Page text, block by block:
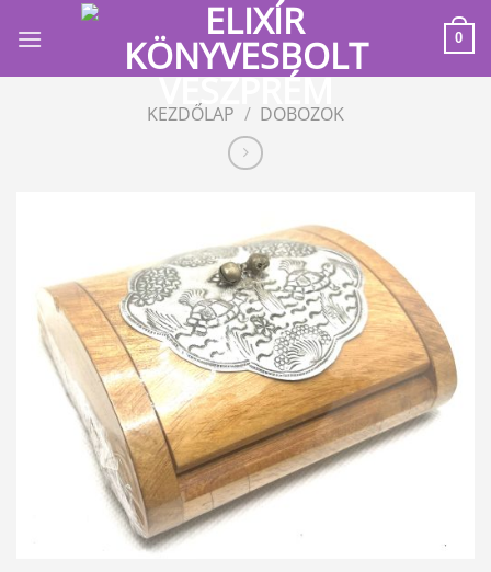
0
KEZDŐLAP / DOBOZOK